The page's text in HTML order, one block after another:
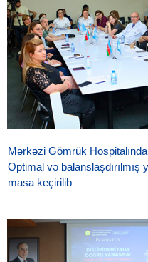
Mərkəzi Gömrük
Optimal və
masa keçirilib